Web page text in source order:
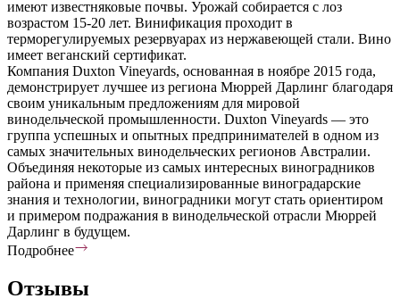
имеют известняковые почвы. Урожай собирается с лоз
возрастом 15-20 лет. Винификация проходит в
терморегулируемых резервуарах из нержавеющей стали. Вино
имеет веганский сертификат.
Компания Duxton Vineyards, основанная в ноябре 2015 года,
демонстрирует лучшее из региона Мюррей Дарлинг благодаря
своим уникальным предложениям для мировой
винодельческой промышленности. Duxton Vineyards — это
группа успешных и опытных предпринимателей в одном из
самых значительных винодельческих регионов Австралии.
Объединяя некоторые из самых интересных виноградников
района и применяя специализированные виноградарские
знания и технологии, виноградники могут стать ориентиром
и примером подражания в винодельческой отрасли Мюррей
Дарлинг в будущем.
Подробнее
Отзывы